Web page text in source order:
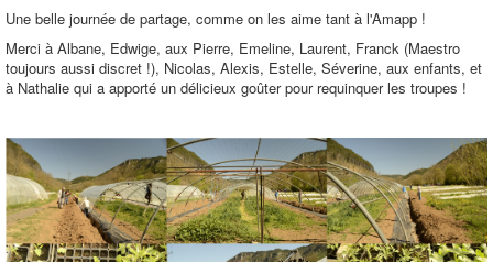
Une belle journée de partage, comme on les aime tant à l'Amapp !
Merci à Albane, Edwige, aux Pierre, Emeline, Laurent, Franck (Maestro
toujours aussi discret !), Nicolas, Alexis, Estelle, Séverine, aux enfants, et
à Nathalie qui a apporté un délicieux goûter pour requinquer les troupes !